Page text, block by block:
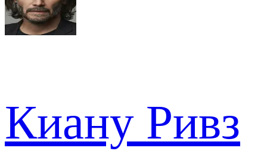
Киану Ривз